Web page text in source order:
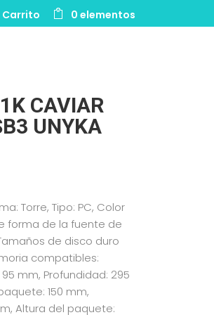
Carrito 0 elementos
CAVIAR
UNYKA
Torre, Tipo: PC, Color
forma de la fuente de
de disco duro
compatibles:
95 mm, Profundidad: 295
150 mm,
Altura del paquete: